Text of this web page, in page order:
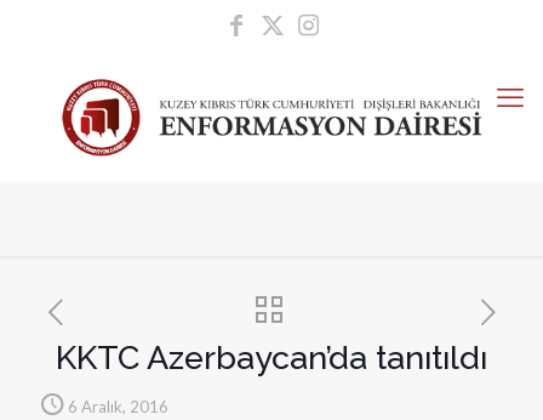
KKTC Azerbaycan’da tanıtıldı
6 Aralık, 2016